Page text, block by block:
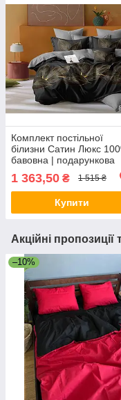
Комплект постільної
білизни Сатин Люкс
бавовна | подарункова
1 363,50 ₴ 1 515 ₴
Купити
Акційні пропозиції
–10%